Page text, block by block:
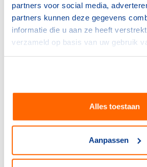
partners voor social media,
partners kunnen deze gegevens
informatie die u aan ze heeft
verzameld op basis van uw gebruik
Alles toestaan
Aanpassen
Josine Koning (li.) en Tim
v.l.n.r.: Ferry Weertman, Harry
Irene Eijs, Anneke van Zanen-
Afscheid AC-
Tijdens de Algemene
Atletencommissie. Zij wordt met